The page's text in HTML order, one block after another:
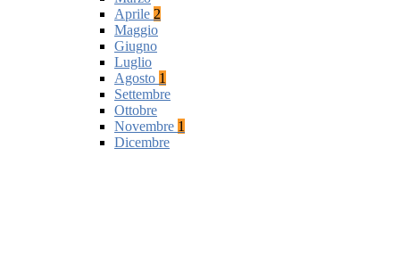
Aprile 2
Maggio
Giugno
Luglio
Agosto 1
Settembre
Ottobre
Novembre 1
Dicembre